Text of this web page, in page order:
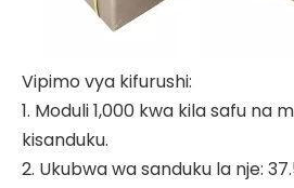
Vipimo vya kifurushi:
1. Moduli 1,000 kwa kila safu na
kisanduku.
2. Ukubwa wa sanduku la nje: